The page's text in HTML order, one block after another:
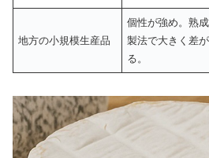
地方の小規模生産品
個性が強め。熟成
製法で大きく差
る。